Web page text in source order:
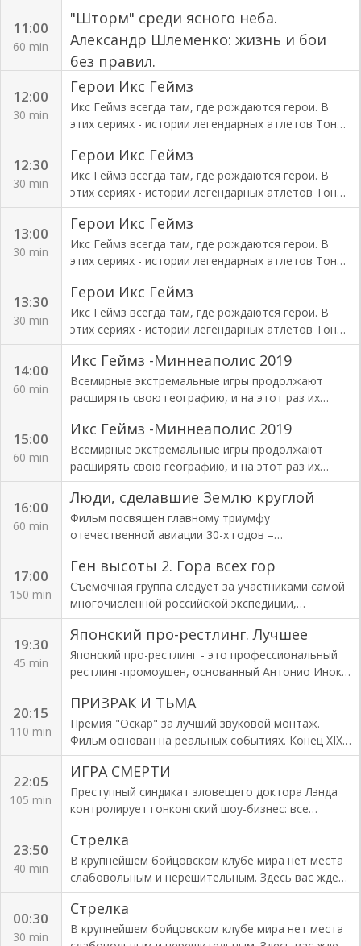
искусств на европейских площадках.
11:00
60 min
"Шторм" среди ясного неба.
Александр Шлеменко: жизнь и бои
без правил.
Александр "Шторм" Шлеменко – чемпион мира по
смешанным единоборствам (MMA), один из 10
сильнейших бойцов XXI века по версии Sports.ru.
Имея возможность жить в любой точке мира, он
выбирает жить не в солнечной Калифорнии, где
многократно тренировался. Сибиряк выбирает
жить в Омске – в том самом районе, где родился.
Семейные ценности и поддержка детского спорта.
За несколько лет «Шторм» создал в своем
регионе авторскую спортивную школу, которая
вырастила нескольких чемпионов мира, в том
числе - 4х
12:00
30 min
Герои Икс Геймз
Икс Геймз всегда там, где рождаются герои. В
этих сериях - истории легендарных атлетов Тони
Хоука, Шона Уайта и Трэвиса Пастраны и рассказ
о том, как они стали лучшими в своем виде
спорта.
12:30
30 min
Герои Икс Геймз
Икс Геймз всегда там, где рождаются герои. В
этих сериях - истории легендарных атлетов Тони
Хоука, Шона Уайта и Трэвиса Пастраны и рассказ
о том, как они стали лучшими в своем виде
спорта.
13:00
30 min
Герои Икс Геймз
Икс Геймз всегда там, где рождаются герои. В
этих сериях - истории легендарных атлетов Тони
Хоука, Шона Уайта и Трэвиса Пастраны и рассказ
о том, как они стали лучшими в своем виде
спорта.
13:30
30 min
Герои Икс Геймз
Икс Геймз всегда там, где рождаются герои. В
этих сериях - истории легендарных атлетов Тони
Хоука, Шона Уайта и Трэвиса Пастраны и рассказ
о том, как они стали лучшими в своем виде
спорта.
14:00
60 min
Икс Геймз -Миннеаполис 2019
Всемирные экстремальные игры продолжают
расширять свою географию, и на этот раз их
летняя версия пройдет в Миннеаполисе. Зрителей
ждут захватывающие соревнования лучших
спортсменов мира на фоне потрясающих
пейзажей.
15:00
60 min
Икс Геймз -Миннеаполис 2019
Всемирные экстремальные игры продолжают
расширять свою географию, и на этот раз их
летняя версия пройдет в Миннеаполисе. Зрителей
ждут захватывающие соревнования лучших
спортсменов мира на фоне потрясающих
пейзажей.
16:00
60 min
Люди, сделавшие Землю круглой
Фильм посвящен главному триумфу
отечественной авиации 30-х годов –
сверхдальним трансполярным перелетам,
которые совершили экипажи Героев Советского
Союза В.П. Чкалова и М.М. Громова. В
непереносимых условиях они совершили
беспосадочный полет Москва - Северный полюс -
Северная Америка. Рассказ построен на
уникальных документах, о существовании
которых ранее не было известно. Это дневники и
рукописи летчика Георгия Байдукова, второго
пилота экипажа Чкалова, недавно найденные
членами его семьи. Именно они позволят
пролить
17:00
150 min
Ген высоты 2. Гора всех гор
Съемочная группа следует за участниками самой
многочисленной российской экспедиции,
совершающей восхождение на К2 в Пакистане —
вторую по высоте и первую по сложности гору в
мире. Экспедицией руководит знаменитый
российский альпинист Александр Абрамов,
который совершил более 160 восхождений
разной сложности и 12 раз был на вершине
Эвереста, но никогда ранее не поднимался на К2.
В команде с ним как опытные альпинисты, так и
непрофессиональные спортсмены.
19:30
45 min
Японский про-рестлинг. Лучшее
Японский про-рестлинг - это профессиональный
рестлинг-промоушен, основанный Антонио Иноки
и базирующийся в Накано, Токио.
20:15
110 min
ПРИЗРАК И ТЬМА
Премия "Оскар" за лучший звуковой монтаж.
Фильм основан на реальных событиях. Конец XIX
века. Молодой полковник Джон Паттерсон
получает срочное задание посторить мост через
реку в африканской провинции. На месте его
ожидают рабочие, которые напуганы
объявившимися в этих краях львами-людоедами.
Чтобы убить хищников, приглашают знаменитого
охотника.
22:05
105 min
ИГРА СМЕРТИ
Преступный синдикат зловещего доктора Лэнда
контролирует гонконгский шоу-бизнес: все
артисты обязаны отчислять мафии немалые
суммы со всех своих доходов. Молодой актер
Билли Ло вступает в борьбу с преступным
синдикатом.
23:50
40 min
Стрелка
В крупнейшем бойцовском клубе мира нет места
слабовольным и нерешительным. Здесь вас ждет
море крови, отчаянные бои и безжалостные
нокауты.
00:30
30 min
Стрелка
В крупнейшем бойцовском клубе мира нет места